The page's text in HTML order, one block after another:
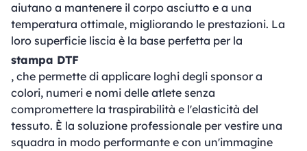
aiutano a mantenere il corpo asciutto e a una
temperatura ottimale, migliorando le prestazioni. La
loro superficie liscia è la base perfetta per la
stampa DTF
, che permette di applicare loghi degli sponsor a
colori, numeri e nomi delle atlete senza
compromettere la traspirabilità e l'elasticità del
tessuto. È la soluzione professionale per vestire una
squadra in modo performante e con un'immagine